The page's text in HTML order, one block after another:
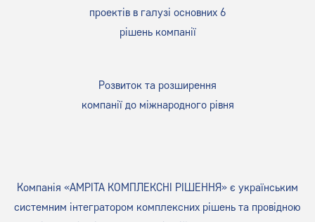
проектів в галузі основних 6
рішень компанії
Розвиток та розширення
компанії до міжнародного рівня
Компанія «АМРІТА КОМПЛЕКСНІ РІШЕННЯ» є українським
системним інтегратором комплексних рішень та провідною